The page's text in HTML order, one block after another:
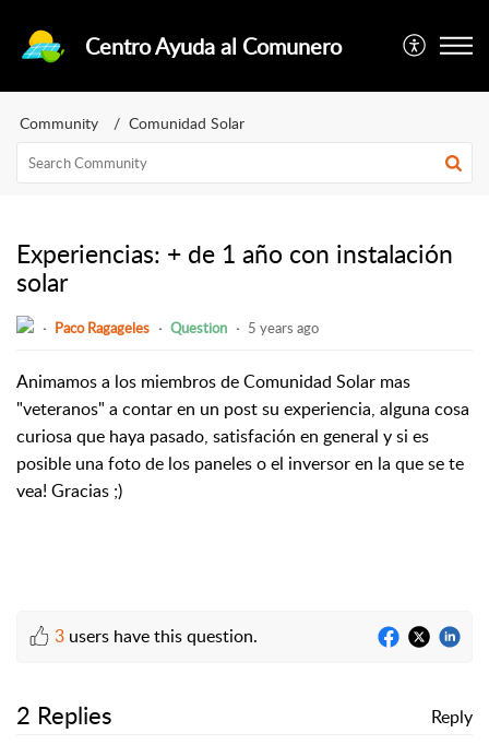
Centro Ayuda al Comunero
Community Comunidad Solar
Experiencias: + de 1 año con instalación
solar
Paco Ragageles Question 5 years ago
Animamos a los miembros de Comunidad Solar mas
"veteranos" a contar en un post su experiencia, alguna cosa
curiosa que haya pasado, satisfación en general y si es
posible una foto de los paneles o el inversor en la que se te
vea! Gracias ;)
3 users have this question.
2 Replies Reply